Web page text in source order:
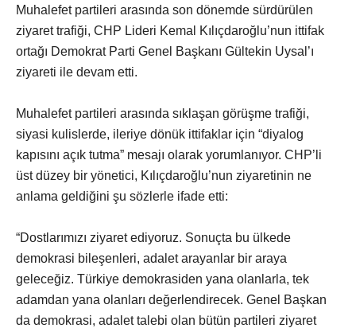
Muhalefet partileri arasında son dönemde sürdürülen
ziyaret trafiği, CHP Lideri Kemal Kılıçdaroğlu’nun ittifak
ortağı Demokrat Parti Genel Başkanı Gültekin Uysal’ı
ziyareti ile devam etti.
Muhalefet partileri arasında sıklaşan görüşme trafiği,
siyasi kulislerde, ileriye dönük ittifaklar için “diyalog
kapısını açık tutma” mesajı olarak yorumlanıyor. CHP’li
üst düzey bir yönetici, Kılıçdaroğlu’nun ziyaretinin ne
anlama geldiğini şu sözlerle ifade etti:
“Dostlarımızı ziyaret ediyoruz. Sonuçta bu ülkede
demokrasi bileşenleri, adalet arayanlar bir araya
geleceğiz. Türkiye demokrasiden yana olanlarla, tek
adamdan yana olanları değerlendirecek. Genel Başkan
da demokrasi, adalet talebi olan bütün partileri ziyaret